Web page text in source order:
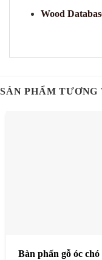
Wood
SẢN PHẨM TƯƠNG
Bàn phấn gỗ óc chó